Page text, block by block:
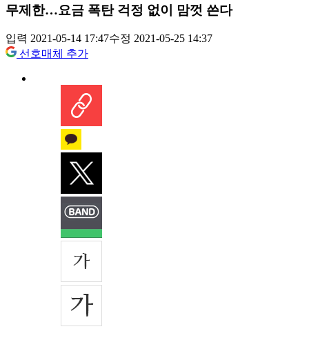
무제한…요금 폭탄 걱정 없이 맘껏 쓴다
입력 2021-05-14 17:47수정 2021-05-25 14:37
선호매체 추가